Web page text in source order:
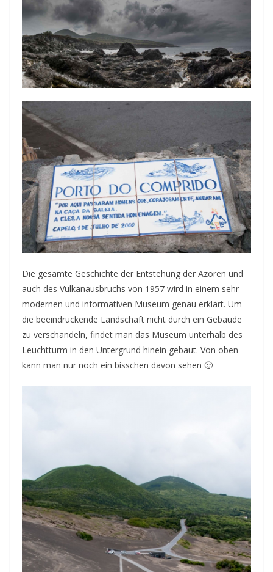
Die gesamte Geschichte der Entstehung der Azoren und
auch des Vulkanausbruchs von 1957 wird in einem sehr
modernen und informativen Museum genau erklärt. Um
die beeindruckende Landschaft nicht durch ein Gebäude
zu verschandeln, findet man das Museum unterhalb des
Leuchtturm in den Untergrund hinein gebaut. Von oben
kann man nur noch ein bisschen davon sehen 🙂